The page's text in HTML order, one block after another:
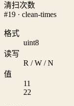
清扫次数
#19 · clean-times
格式
uint8
读写
R / W / N
值
11
22